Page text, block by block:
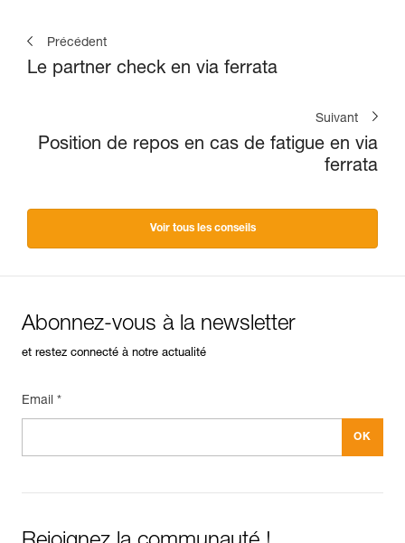
Précédent
Le partner check en via ferrata
Suivant
Position de repos en cas de fatigue en via
ferrata
Voir tous les conseils
Abonnez-vous à la newsletter
et restez connecté à notre actualité
Email *